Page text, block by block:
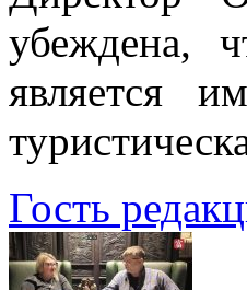
убеждена,
является
Гость